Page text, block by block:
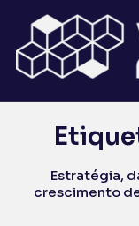
Estratégia,
crescimento